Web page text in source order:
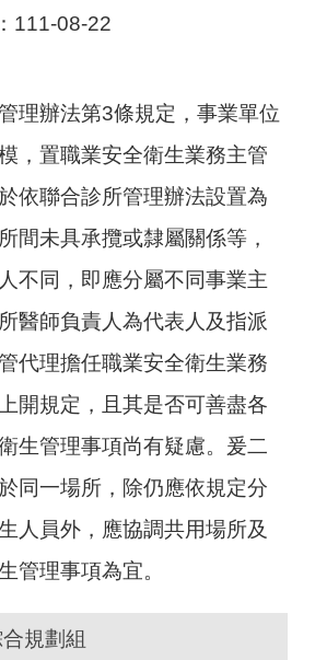
111-08-22
理辦法第3條規定，事業單位
，置職業安全衛生業務主管
依聯合診所管理辦法設置為
間未具承攬或隸屬關係等，
不同，即應分屬不同事業主
醫師負責人為代表人及指派
代理擔任職業安全衛生業務
開規定，且其是否可善盡各
生管理事項尚有疑慮。爰二
同一場所，除仍應依規定分
人員外，應協調共用場所及
管理事項為宜。
規劃組